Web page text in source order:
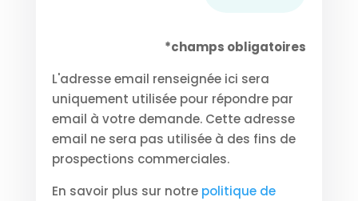
*champs obligatoires
L'adresse email renseignée ici sera
uniquement utilisée pour répondre par
email à votre demande. Cette adresse
email ne sera pas utilisée à des fins de
prospections commerciales.
En savoir plus sur notre politique de